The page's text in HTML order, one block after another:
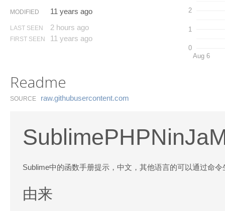
MODIFIED 11 years ago
LAST SEEN 2 hours ago
FIRST SEEN 11 years ago
0
1
2
Aug 6
Readme
SOURCE raw.​githubusercontent.​com
Sublime中的函数手册提示，中文，其他语言的可以通过命令
由来